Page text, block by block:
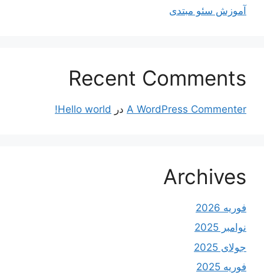
آموزش سئو مبتدی
Recent Comments
A WordPress Commenter در Hello world!
Archives
فوریه 2026
نوامبر 2025
جولای 2025
فوریه 2025